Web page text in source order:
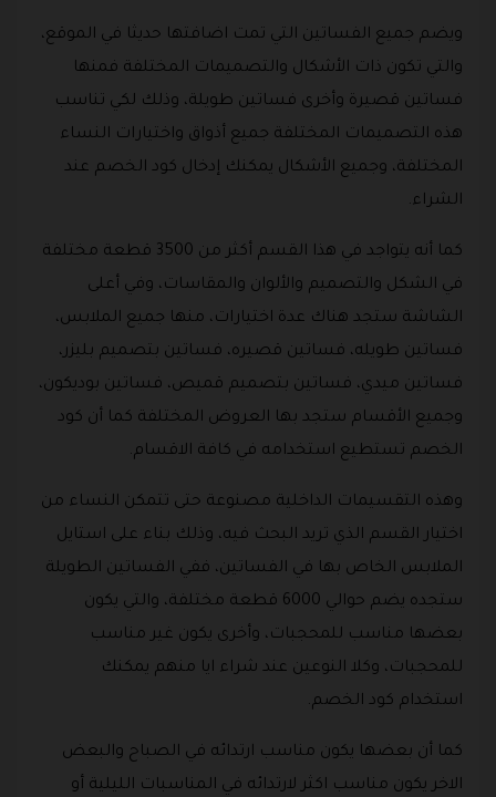
ويضم جميع الفساتين التي تمت اضافتها حديثا في الموقع،
والتي تكون ذات الأشكال والتصميمات المختلفة فمنها
فساتين قصيرة وأخرى فساتين طويلة، وذلك لكي تناسب
هذه التصميمات المختلفة جميع أذواق واختيارات النساء
المختلفة، وجميع الأشكال يمكنك إدخال كود الخصم عند
الشراء.
كما أنه يتواجد في هذا القسم أكثر من 3500 قطعة مختلفة
في الشكل والتصميم والألوان والمقاسات، وفي أعلى
الشاشة ستجد هناك عدة اختيارات، منها جميع الملابس،
فساتين طويله، فساتين قصيره، فساتين بتصميم بليزر،
فساتين ميدي، فساتين بتصميم قميص، فساتين بوديكون،
وجميع الأقسام ستجد بها العروض المختلفة كما أن كود
الخصم تستطيع استخدامه في كافة الاقسام.
وهذه التقسيمات الداخلية مصنوعة حتى تتمكن النساء من
اختيار القسم الذي تريد البحث فيه، وذلك بناء على استايل
الملابس الخاص بها في الفساتين، ففي الفساتين الطويلة
ستجده يضم حوالي 6000 قطعة مختلفة، والتي يكون
بعضها مناسب للمحجبات، وأخرى يكون غير مناسب
للمحجبات، وكلا النوعين عند شراء ايا منهم يمكنك
استخدام كود الخصم.
كما أن بعضها يكون مناسب ارتدائه في الصباح والبعض
الاخر يكون مناسب اكثر لارتدائه في المناسبات الليلية أو